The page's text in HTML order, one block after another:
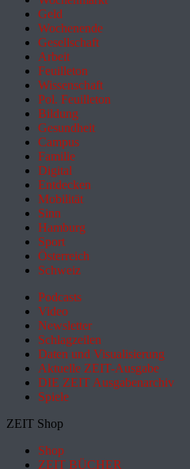
Geld
Wochenende
Gesellschaft
Arbeit
Feuilleton
Wissenschaft
Pol. Feuilleton
Bildung
Gesundheit
Campus
Familie
Digital
Entdecken
Mobilität
Sinn
Hamburg
Sport
Österreich
Schweiz
Podcasts
Video
Newsletter
Schlagzeilen
Daten und Visualisierung
Aktuelle ZEIT-Ausgabe
DIE ZEIT Ausgabenarchiv
Spiele
ZEIT Shop
Shop
ZEIT BÜCHER